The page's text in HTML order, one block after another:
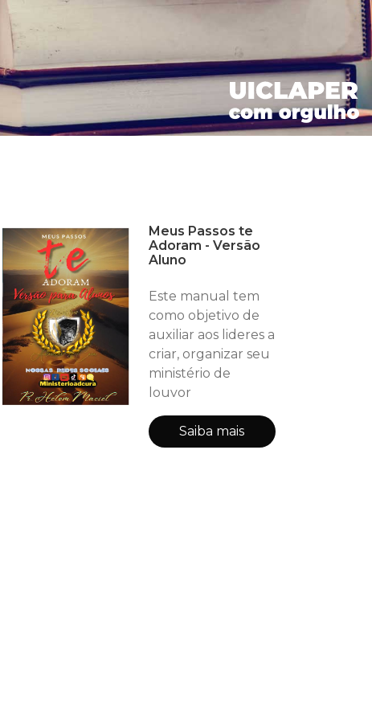
Meus Passos te
Adoram - Versão
Aluno
Este manual tem
como objetivo de
auxiliar aos lideres a
criar, organizar seu
ministério de
louvor
Saiba mais